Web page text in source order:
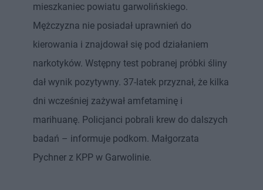
mieszkaniec powiatu garwolińskiego.
Mężczyzna nie posiadał uprawnień do
kierowania i znajdował się pod działaniem
narkotyków. Wstępny test pobranej próbki śliny
dał wynik pozytywny. 37-latek przyznał, że kilka
dni wcześniej zażywał amfetaminę i
marihuanę. Policjanci pobrali krew do dalszych
badań – informuje podkom. Małgorzata
Pychner z KPP w Garwolinie.